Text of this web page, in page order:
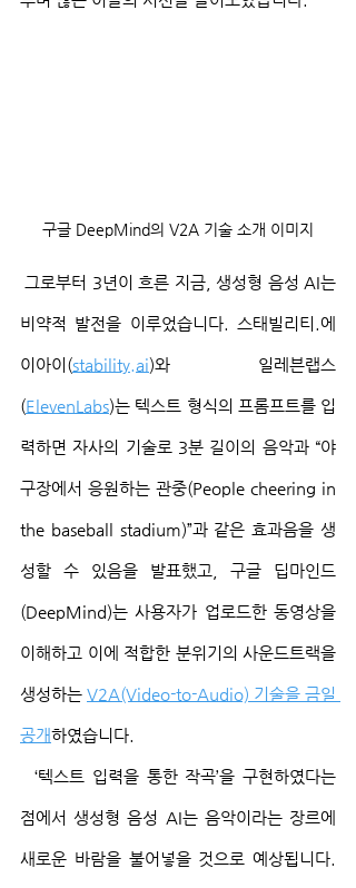
구글 DeepMind의 V2A 기술 소개 이미지
비약적 발전을 이루었습니다. 스태빌리티.에
이아이(stability.ai)와 일레븐랩스
(ElevenLabs)는 텍스트 형식의 프롬프트를 입
력하면 자사의 기술로 3분 길이의 음악과 “야
구장에서 응원하는 관중(People cheering in
the baseball stadium)”과 같은 효과음을 생
성할 수 있음을 발표했고, 구글 딥마인드
(DeepMind)는 사용자가 업로드한 동영상을
이해하고 이에 적합한 분위기의 사운드트랙을
생성하는 V2A(Video-to-Audio) 기술을 금일
공개하였습니다.
  ‘텍스트 입력을 통한 작곡’을 구현하였다는
점에서 생성형 음성 AI는 음악이라는 장르에
새로운 바람을 불어넣을 것으로 예상됩니다.